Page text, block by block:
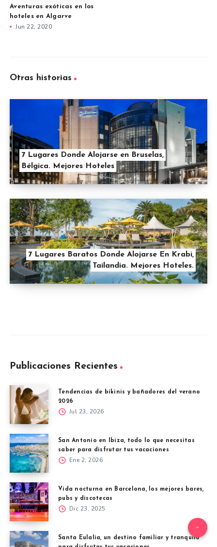
Aventuras exóticas en los
hoteles en Algarve
Jun 22, 2020
Otras historias
7 Lugares Donde Alojarse en Bruselas,
Bélgica. Mejores Hoteles
7 Lugares Baratos Donde Alojarse En Krabi,
Tailandia. Mejores Hoteles.
Publicaciones Recientes
Tendencias de bikinis y bañadores del verano
2026
Jul 23, 2026
San Antonio en Ibiza, todo lo que necesitas
saber para disfrutar tus vacaciones
Ene 2, 2026
Vida nocturna en Barcelona, los mejores bares,
pubs y discotecas
Dic 23, 2025
Santa Eulalia, un destino familiar y tranquilo